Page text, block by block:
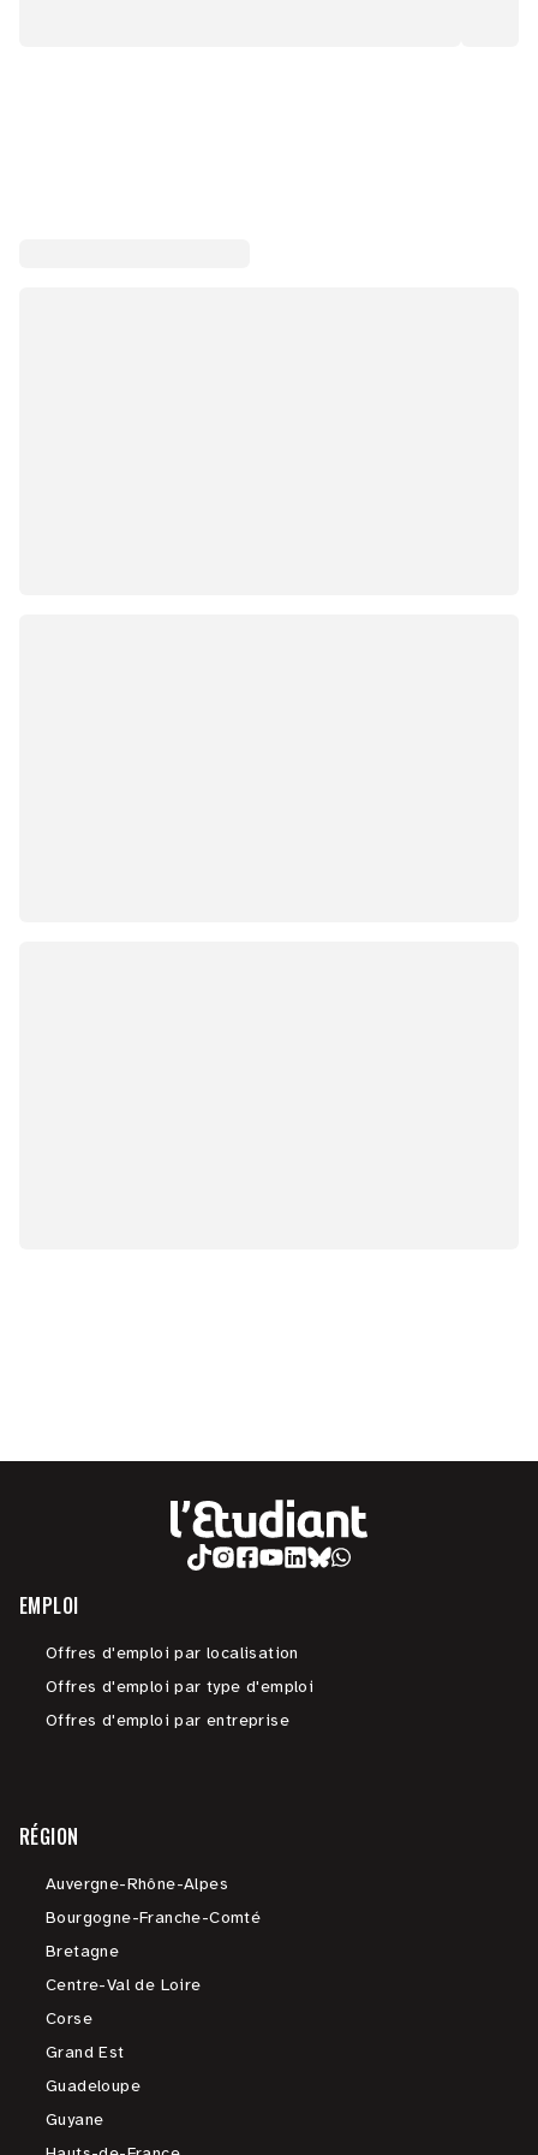
EMPLOI
Offres d'emploi par localisation
Offres d'emploi par type d'emploi
Offres d'emploi par entreprise
RÉGION
Auvergne-Rhône-Alpes
Bourgogne-Franche-Comté
Bretagne
Centre-Val de Loire
Corse
Grand Est
Guadeloupe
Guyane